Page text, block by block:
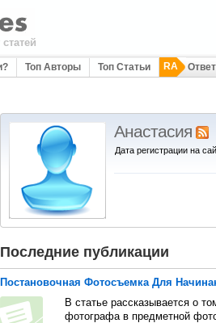
Топ Авторы Топ Статьи RA
Анастасия
Дата регистрации на
Последние публикации
Постановочная Фотосъемка Для
В статье рассказывается о
фотографа в предметной